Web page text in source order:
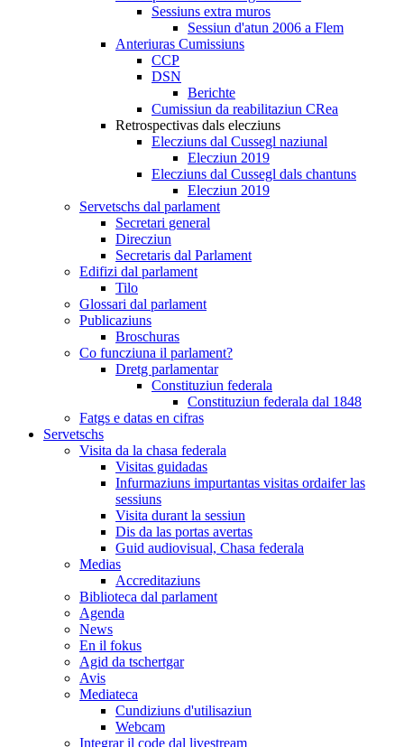
Sessiuns extra muros
Sessiun d'atun 2006 a Flem
Anteriuras Cumissiuns
CCP
DSN
Berichte
Cumissiun da reabilitaziun CRea
Retrospectivas dals elecziuns
Elecziuns dal Cussegl naziunal
Elecziun 2019
Elecziuns dal Cussegl dals chantuns
Elecziun 2019
Servetschs dal parlament
Secretari general
Direcziun
Secretaris dal Parlament
Edifizi dal parlament
Tilo
Glossari dal parlament
Publicaziuns
Broschuras
Co funcziuna il parlament?
Dretg parlamentar
Constituziun federala
Constituziun federala dal 1848
Fatgs e datas en cifras
Servetschs
Visita da la chasa federala
Visitas guidadas
Infurmaziuns impurtantas visitas ordaifer las
sessiuns
Visita durant la sessiun
Dis da las portas avertas
Guid audiovisual, Chasa federala
Medias
Accreditaziuns
Biblioteca dal parlament
Agenda
News
En il fokus
Agid da tschertgar
Avis
Mediateca
Cundiziuns d'utilisaziun
Webcam
Integrar il code dal livestream